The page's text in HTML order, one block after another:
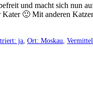
und macht sich nun
Kater 🙂 Mit anderen
ja Ort: Moskau